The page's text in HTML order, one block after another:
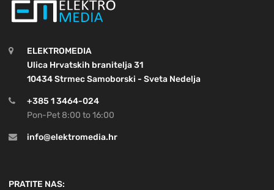
ELEKTROMEDIA
Ulica Hrvatskih branitelja 31
10434 Strmec Samoborski - Sveta Nedelja
+385 1 3464-024
Pon-Pet 8:00 to 16:00
info@elektromedia.hr
PRATITE NAS: